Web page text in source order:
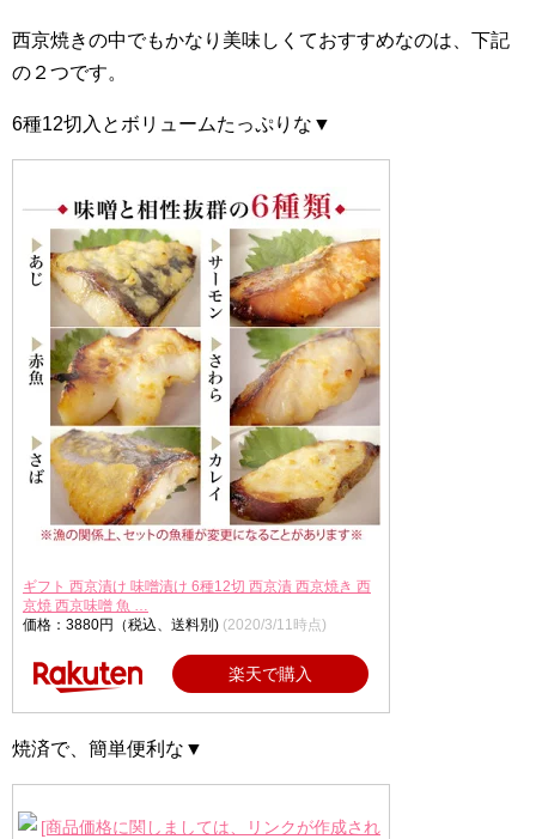
西京焼きの中でもかなり美味しくておすすめなのは、下記
の２つです。
6種12切入とボリュームたっぷりな▼
ギフト 西京漬け 味噌漬け 6種12切 西京漬 西京焼き 西
京焼 西京味噌 魚 …
価格：3880円（税込、送料別) (2020/3/11時点)
楽天で購入
焼済で、簡単便利な▼